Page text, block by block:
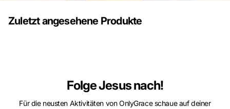
Zuletzt angesehene Produkte
Folge Jesus nach!
Für die neusten Aktivitäten von OnlyGrace schaue auf deiner